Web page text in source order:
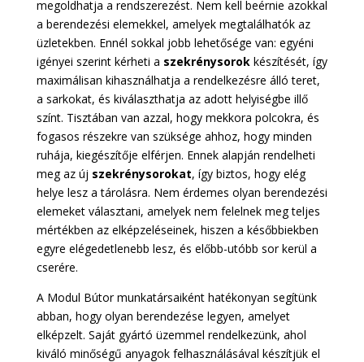
megoldhatja a rendszerezést. Nem kell beérnie azokkal
a berendezési elemekkel, amelyek megtalálhatók az
üzletekben. Ennél sokkal jobb lehetősége van: egyéni
igényei szerint kérheti a szekrénysorokkészítését, így
maximálisan kihasználhatja a rendelkezésre álló teret,
a sarkokat, és kiválaszthatja az adott helyiségbe illő
színt. Tisztában van azzal, hogy mekkora polcokra, és
fogasos részekre van szüksége ahhoz, hogy minden
ruhája, kiegészítője elférjen. Ennek alapján rendelheti
meg az új szekrénysorokat, így biztos, hogy elég
helye lesz a tárolásra. Nem érdemes olyan berendezési
elemeket választani, amelyek nem felelnek meg teljes
mértékben az elképzeléseinek, hiszen a későbbiekben
egyre elégedetlenebb lesz, és előbb-utóbb sor kerül a
cserére.
A Modul Bútor munkatársaiként hatékonyan segítünk
abban, hogy olyan berendezése legyen, amelyet
elképzelt. Saját gyártó üzemmel rendelkezünk, ahol
kiváló minőségű anyagok felhasználásával készítjük el